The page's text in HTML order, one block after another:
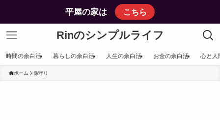
平屋の家は こちら
Rinのシンプルライフ
時間の余白活 暮らしの余白活 人生の余白活 お金の余白活 心と人
ホーム 孫守り